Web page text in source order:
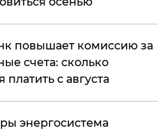
повышает комиссию за
счета: сколько
платить с августа
энергосистема